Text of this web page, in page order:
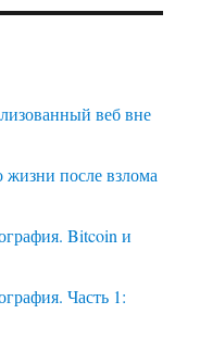
веб вне
после взлома
Bitcoin и
Часть 1: